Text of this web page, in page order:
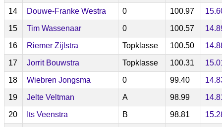
14 Douwe-Franke Westra 0 100.97
15 Tim Wassenaar 0 100.57
16 Riemer Zijlstra Topklasse 100.50
17 Jorrit Bouwstra Topklasse 100.31
18 Wiebren Jongsma 0 99.40
19 Jelte Veltman A 98.99
20 Its Veenstra B 98.81